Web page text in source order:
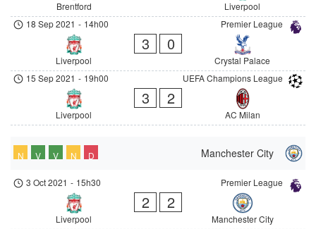
Brentford
Liverpool
Premier League
18 Sep 2021 - 14h00
Liverpool
3 0
Crystal Palace
UEFA Champions League
15 Sep 2021 - 19h00
Liverpool
3 2
AC Milan
Manchester City
N V V N D
Premier League
3 Oct 2021 - 15h30
Liverpool
2 2
Manchester City